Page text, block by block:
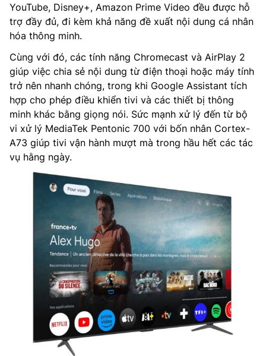
YouTube, Disney+, Amazon Prime Video đều được hỗ
trợ đầy đủ, đi kèm khả năng đề xuất nội dung cá nhân
hóa thông minh.
Cùng với đó, các tính năng Chromecast và AirPlay 2
giúp việc chia sẻ nội dung từ điện thoại hoặc máy tính
trở nên nhanh chóng, trong khi Google Assistant tích
hợp cho phép điều khiển tivi và các thiết bị thông
minh khác bằng giọng nói. Sức mạnh xử lý đến từ bộ
vi xử lý MediaTek Pentonic 700 với bốn nhân Cortex-
A73 giúp tivi vận hành mượt mà trong hầu hết các tác
vụ hằng ngày.